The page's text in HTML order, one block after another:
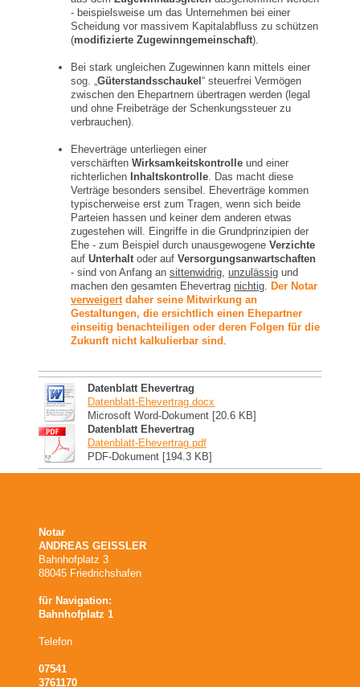
- beispielsweise um das Unternehmen bei einer
Scheidung vor massivem Kapitalabfluss zu schützen
(modifizierte Zugewinngemeinschaft).
Bei stark ungleichen Zugewinnen kann mittels einer
sog. „ Güterstandsschaukel“ steuerfrei Vermögen
zwischen den Ehepartnern übertragen werden (legal
und ohne Freibeträge der Schenkungssteuer zu
verbrauchen).
Eheverträge unterliegen einer
verschärften Wirksamkeitskontrolle und einer
richterlichen Inhaltskontrolle . Das macht diese
Verträge besonders sensibel. Eheverträge kommen
typischerweise erst zum Tragen, wenn sich beide
Parteien hassen und keiner dem anderen etwas
zugestehen will. Eingriffe in die Grundprinzipien der
Ehe - zum Beispiel durch unausgewogene Verzichte
auf Unterhalt oder auf Versorgungsanwartschaften
- sind von Anfang an sittenwidrig unzulässig und
machen den gesamten Ehevertrag nichtig Der Notar
verweigert daher seine Mitwirkung an
Gestaltungen, die ersichtlich einen Ehepartner
einseitig benachteiligen oder deren Folgen für die
Zukunft nicht kalkulierbar sind
Datenblatt Ehevertrag
Datenblatt-Ehevertrag.docx
Microsoft Word-Dokument [20.6 KB]
Datenblatt Ehevertrag
Datenblatt-Ehevertrag.pdf
PDF-Dokument [194.3 KB]
Notar
ANDREAS GEISSLER
Bahnhofplatz 3
88045 Friedrichshafen
für Navigation:
Bahnhofplatz 1
Telefon
07541
3761170